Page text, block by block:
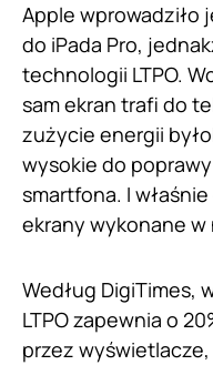
Apple wprowadziło
do iPada Pro,
technologii LTPO.
sam ekran trafi do
zużycie energii
wysokie do
smartfona. I
ekrany wykonane
Według DigiTimes,
LTPO zapewnia o
przez